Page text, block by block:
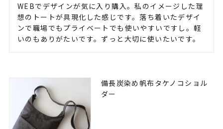
WEBでデザインが気に入り購入。私のイメージした理
想のトートが具現化した感じです。落ち着いたデザイ
ンで職場でもプライベートでも使いやすいですし。軽
いのもありがたいです。ずっと大切に使いたいです。
備長炭染め帆布タケノコショル
ダー